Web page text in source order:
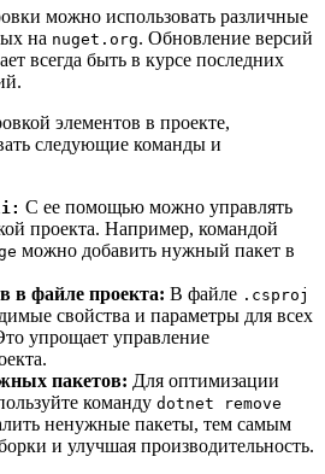
можно использовать различные
на nuget.org. Обновление версий
всегда быть в курсе последних
элементов в проекте,
следующие команды и
С ее помощью можно управлять
проекта. Например, командой
можно добавить нужный пакет в
в файле проекта: В файле .csproj
свойства и параметры для всех
упрощает управление
пакетов: Для оптимизации
команду dotnet remove
ненужные пакеты, тем самым
и улучшая производительность.